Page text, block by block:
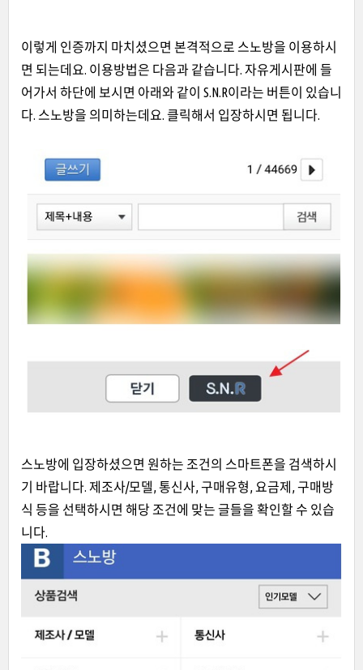
이렇게 인증까지 마치셨으면 본격적으로 스노방을 이용하시
면 되는데요. 이용방법은 다음과 같습니다. 자유게시판에 들
어가서 하단에 보시면 아래와 같이 S.N.R이라는 버튼이 있습니
다. 스노방을 의미하는데요. 클릭해서 입장하시면 됩니다.
스노방에 입장하셨으면 원하는 조건의 스마트폰을 검색하시
기 바랍니다. 제조사/모델, 통신사, 구매유형, 요금제, 구매방
식 등을 선택하시면 해당 조건에 맞는 글들을 확인할 수 있습
니다.